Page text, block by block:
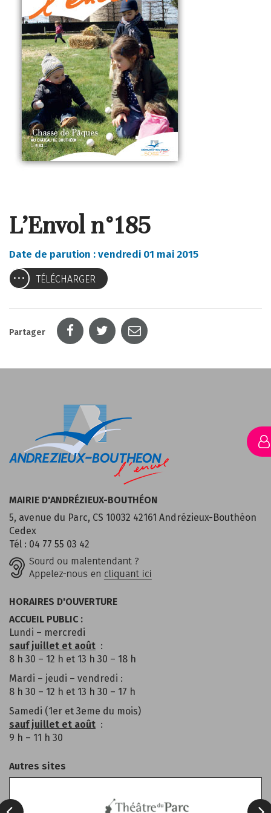
L’Envol n°185
Date de parution : vendredi 01 mai 2015
TÉLÉCHARGER
Partager
MAIRIE D'ANDRÉZIEUX-BOUTHÉON
5, avenue du Parc, CS 10032 42161 Andrézieux-Bouthéon
Cedex
Tél : 04 77 55 03 42
HORAIRES D'OUVERTURE
ACCUEIL PUBLIC :
Lundi – mercredi
sauf juillet et août :
8 h 30 – 12 h et 13 h 30 – 18 h
Mardi – jeudi – vendredi :
8 h 30 – 12 h et 13 h 30 – 17 h
Samedi (1er et 3eme du mois)
sauf juillet et août :
9 h – 11 h 30
Autres sites